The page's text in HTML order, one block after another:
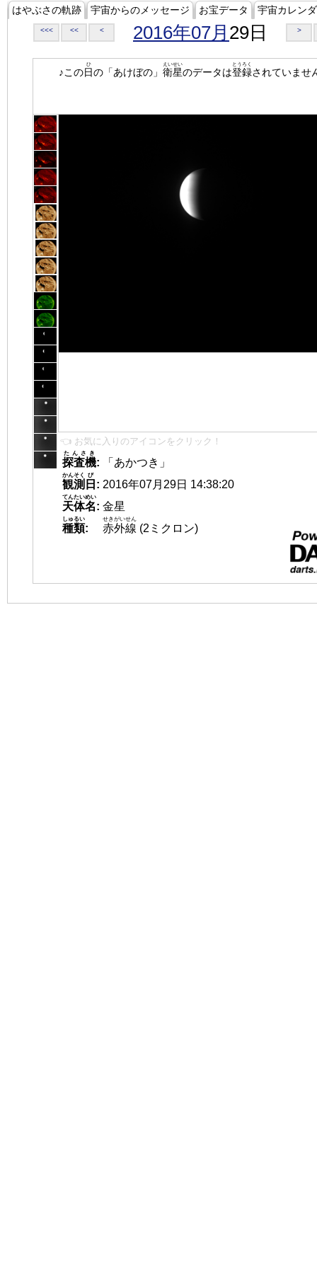
はやぶさの軌跡 宇宙からのメッセージ お宝データ 宇宙カレン
<<< << < 2016年07月 29日 >
♪この日
ひ
の「あけぼの」 衛星
えいせい
のデータは登録
とうろく
されていませ
👈 お気に入りのアイコンをクリック！
探査機
たんさき
:
「あかつき」
観測
かんそく
日
び
: 2016年07月29日 14:38:20
天体名
てんたいめい
: 金星
種類
しゅるい
: 赤外線
せきがいせん
(2ミクロン)